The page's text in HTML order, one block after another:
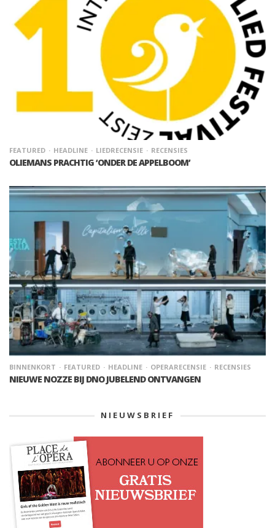
FEATURED HEADLINE LIEDRECENSIE RECENSIES
OLIEMANS PRACHTIG ‘ONDER DE APPELBOOM’
BINNENKORT FEATURED HEADLINE OPERARECENSIE RECENSIES
NIEUWE NOZZE BIJ DNO JUBELEND ONTVANGEN
NIEUWSBRIEF